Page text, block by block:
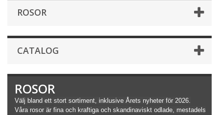
ROSOR
CATALOG
ROSOR
Välj bland ett stort sortiment, inklusive Årets nyheter för 2026.
Våra rosor är fina och kraftiga och skandinaviskt odlade, mestadels